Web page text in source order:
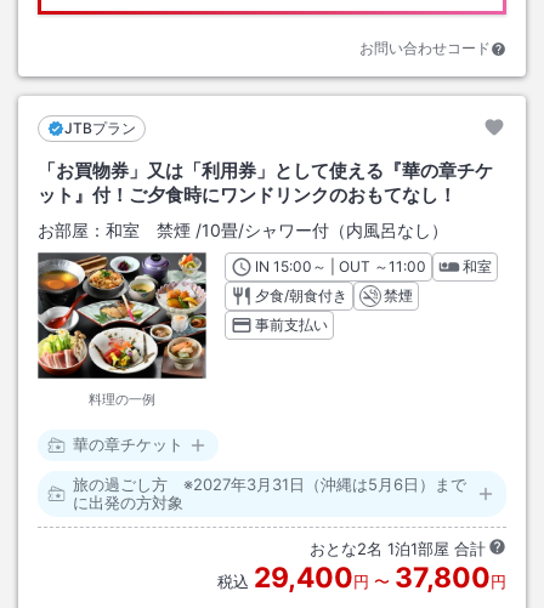
お問い合わせコード
JTBプラン
「お買物券」又は「利用券」として使える『華の章チケ
ット』付！ご夕食時にワンドリンクのおもてなし！
お部屋： 和室 禁煙 /10畳/シャワー付（内風呂なし）
料理の一例
INチェックイン
15:00 ～ | OUT チェックアウト
～11:00
和室
夕食/朝食付き
禁煙
事前支払い
華の章チケット
旅の過ごし方 ※2027年3月31日（沖縄は5月6日）まで
に出発の方対象
おとな2名 1泊1部屋 合計
税込 29,400円 〜 37,800円